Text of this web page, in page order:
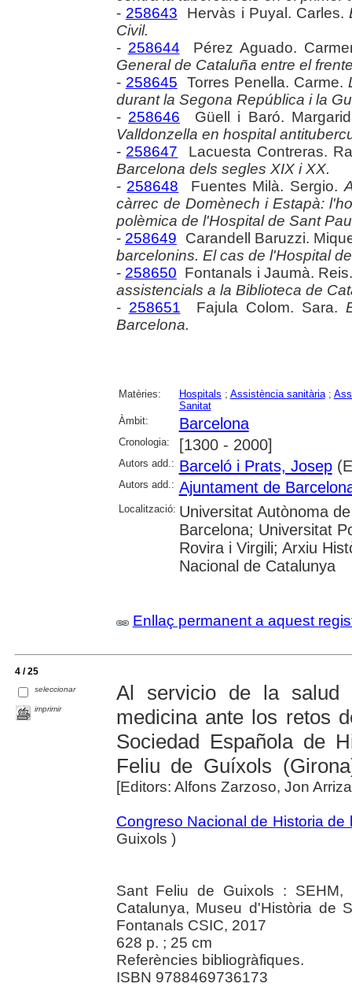
- 258643 Hervàs i Puyal. Carles.
Civil.
- 258644 Pérez Aguado.
General de Cataluña entre el
- 258645 Torres Penella. Carme.
durant la Segona República i la
- 258646 Güell i Baró.
Valldonzella en hospital
- 258647 Lacuesta Contreras.
Barcelona dels segles XIX i XX.
- 258648 Fuentes Milà. Sergio.
càrrec de Domènech i Estapà:
polèmica de l'Hospital de Sant
- 258649 Carandell Baruzzi.
barcelonins. El cas de l'Hospital
- 258650 Fontanals i Jaumà.
assistencials a la Biblioteca de
- 258651 Fajula Colom. Sara.
Barcelona.
Matèries: Hospitals ; Assistència sanitària;
Sanitat
Àmbit:
Barcelona
Cronologia: [1300 - 2000]
Autors add.: Barceló i Prats, Josep
Autors add.: Ajuntament de
Localització: Universitat Autònoma
Barcelona; Universitat
Rovira i Virgili; Arxiu
Nacional de Catalunya
Enllaç permanent a aquest
4 / 25
seleccionar
imprimir
Al servicio de la
medicina ante los retos
Sociedad Española de
Feliu de Guíxols
[Editors: Alfons Zarzoso, Jon
Congreso Nacional de Historia de
Guixols )
Sant Feliu de Guixols :
Catalunya, Museu d'Història de
Fontanals CSIC, 2017
628 p. ; 25 cm
Referències bibliogràfiques.
ISBN 9788469736173